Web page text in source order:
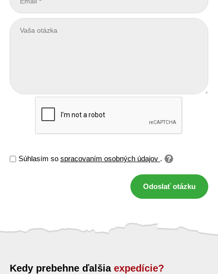
Súhlasím so spracovaním osobných údajov .
Odoslať otázku
Kedy prebehne ďalšia expedície?